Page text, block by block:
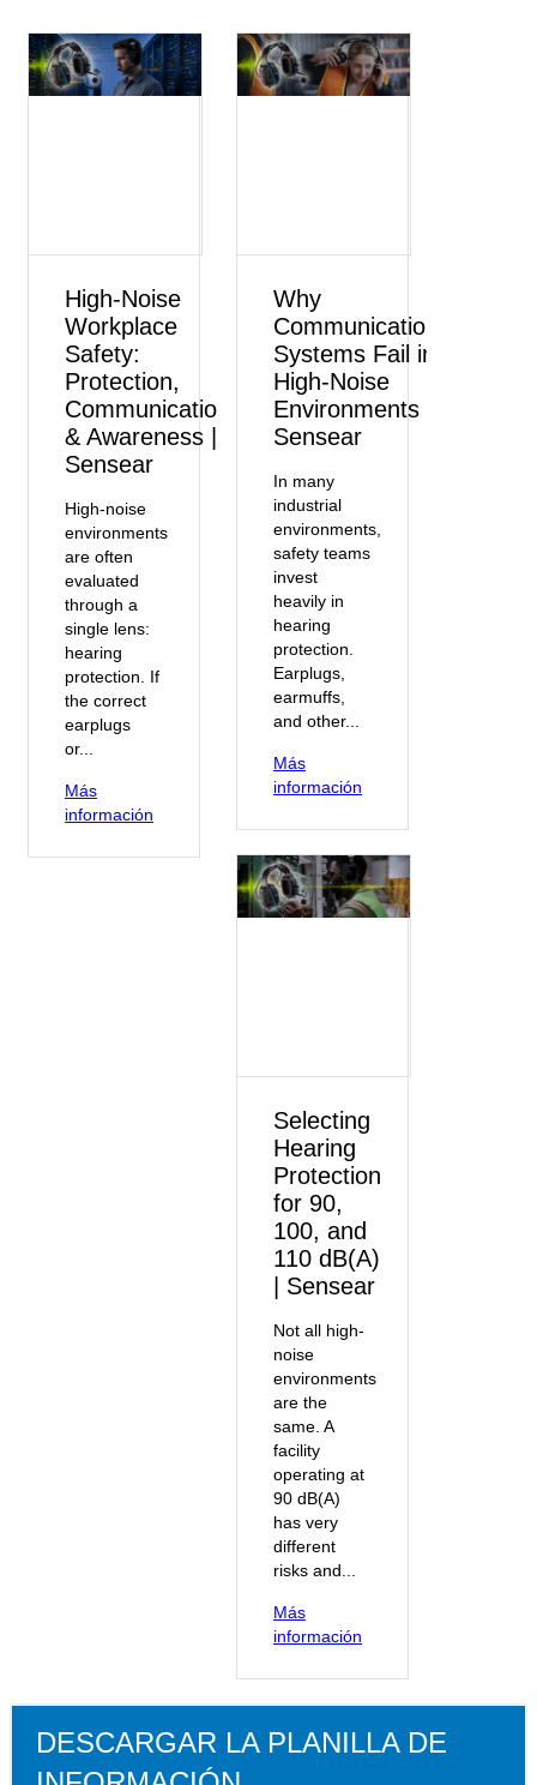
High-Noise
Workplace
Safety:
Protection,
Communication
& Awareness |
Sensear
High-noise
environments
are often
evaluated
through a
single lens:
hearing
protection. If
the correct
earplugs
or...
Más
información
Why
Communication
Systems Fail in
High-Noise
Environments |
Sensear
In many
industrial
environments,
safety teams
invest
heavily in
hearing
protection.
Earplugs,
earmuffs,
and other...
Más
información
Selecting
Hearing
Protection
for 90,
100, and
110 dB(A)
| Sensear
Not all high-
noise
environments
are the
same. A
facility
operating at
90 dB(A)
has very
different
risks and...
Más
información
DESCARGAR LA PLANILLA DE